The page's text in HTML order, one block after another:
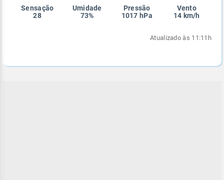
Sensação
28
Umidade
73%
Pressão
1017 hPa
Vento
14 km/h
Atualizado às 11:11h
Enviar
Enviar
Enviar
Enviar
Enviar